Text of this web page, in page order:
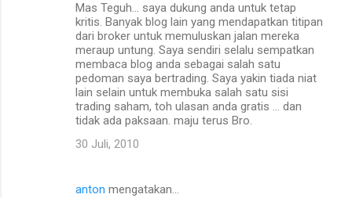
Mas Teguh... saya dukung anda untuk tetap
kritis. Banyak blog lain yang mendapatkan titipan
dari broker untuk memuluskan jalan mereka
meraup untung. Saya sendiri selalu sempatkan
membaca blog anda sebagai salah satu
pedoman saya bertrading. Saya yakin tiada niat
lain selain untuk membuka salah satu sisi
trading saham, toh ulasan anda gratis ... dan
tidak ada paksaan. maju terus Bro.
30 Juli, 2010
anton mengatakan…